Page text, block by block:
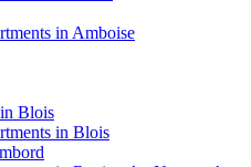
in Amboise
Blois
in Blois